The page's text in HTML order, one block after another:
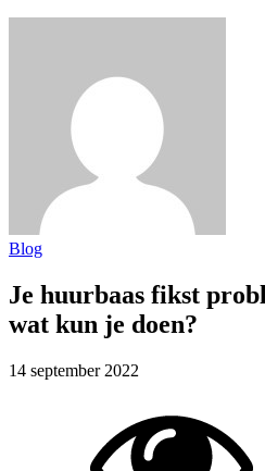
Blog
Je huurbaas fikst
wat kun je doen?
14 september 2022